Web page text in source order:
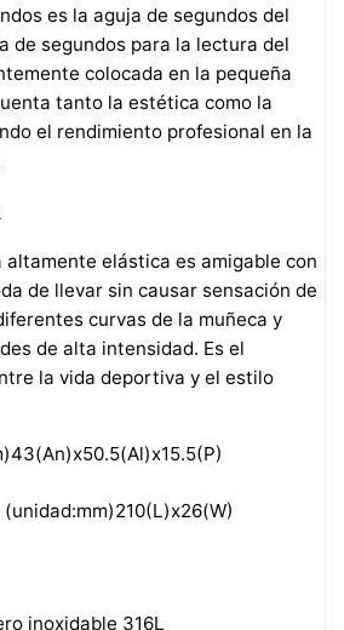
es la aguja de segundos del
de segundos para la lectura del
colocada en la pequeña
tanto la estética como la
el rendimiento profesional en la
altamente elástica es amigable con
de llevar sin causar sensación de
curvas de la muñeca y
de alta intensidad. Es el
la vida deportiva y el estilo
43(An)x50.5(Al)x15.5(P)
210(L)x26(W)
inoxidable 316L